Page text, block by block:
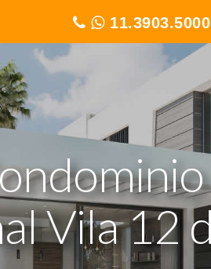
11.3903.5000
Vila 12